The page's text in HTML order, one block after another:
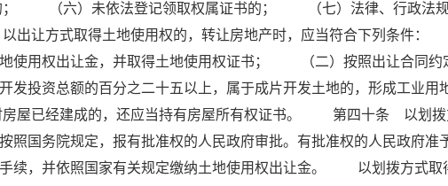
（六）未依法登记领取权属证书的； （七）法律、行政法
让方式取得土地使用权的，转让房地产时，应当符合下列条件
地使用权出让金，并取得土地使用权证书； （二）按照出让合同约
发投资总额的百分之二十五以上，属于成片开发土地的，形成工业用
屋已经建成的，还应当持有房屋所有权证书。 第四十条 以划拨
照国务院规定，报有批准权的人民政府审批。有批准权的人民政府准
手续，并依照国家有关规定缴纳土地使用权出让金。 以划拨方式取